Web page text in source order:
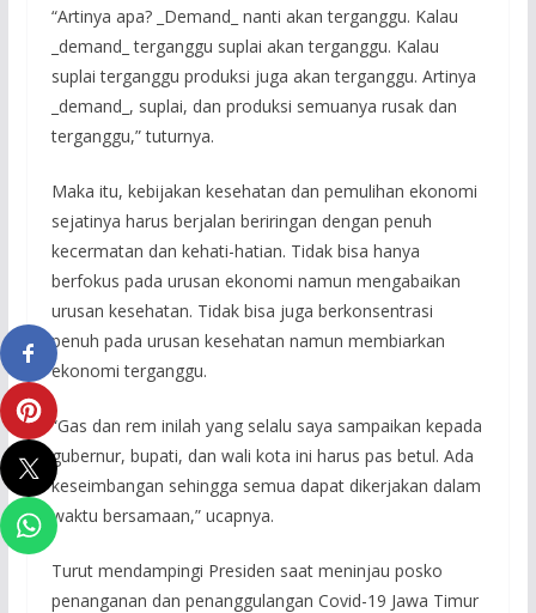
“Artinya apa? _Demand_ nanti akan terganggu. Kalau
_demand_ terganggu suplai akan terganggu. Kalau
suplai terganggu produksi juga akan terganggu. Artinya
_demand_, suplai, dan produksi semuanya rusak dan
terganggu,” tuturnya.
Maka itu, kebijakan kesehatan dan pemulihan ekonomi
sejatinya harus berjalan beriringan dengan penuh
kecermatan dan kehati-hatian. Tidak bisa hanya
berfokus pada urusan ekonomi namun mengabaikan
urusan kesehatan. Tidak bisa juga berkonsentrasi
penuh pada urusan kesehatan namun membiarkan
ekonomi terganggu.
“Gas dan rem inilah yang selalu saya sampaikan kepada
gubernur, bupati, dan wali kota ini harus pas betul. Ada
keseimbangan sehingga semua dapat dikerjakan dalam
waktu bersamaan,” ucapnya.
Turut mendampingi Presiden saat meninjau posko
penanganan dan penanggulangan Covid-19 Jawa Timur